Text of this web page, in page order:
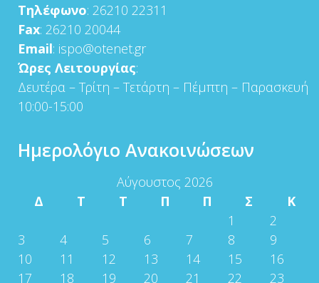
Τηλέφωνο: 26210 22311
Fax: 26210 20044
Email: ispo@otenet.gr
Ώρες Λειτουργίας:
Δευτέρα – Τρίτη – Τετάρτη – Πέμπτη – Παρασκευή
10:00-15:00
Ημερολόγιο Ανακοινώσεων
Αύγουστος 2026
Δ
Τ Τ Π Π Σ
Κ
1
2
3
4 5 6 7 8
9
10
11 12 13 14 15
16
17
18 19 20 21 22 23